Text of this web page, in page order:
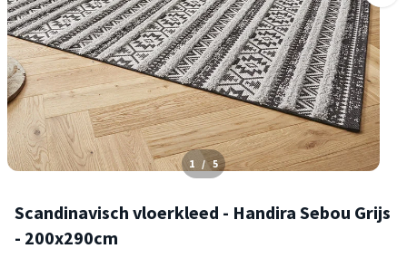
1 / 5
Scandinavisch vloerkleed - Handira Sebou Grijs
- 200x290cm